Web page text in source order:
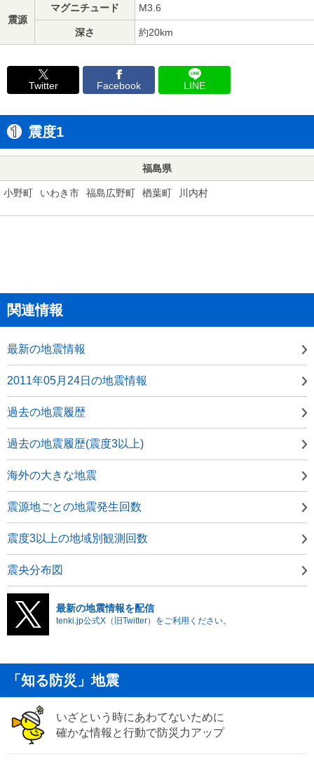
震源
マグニチュード M3.6
深さ 約20km
Twitter Facebook LINE
震度1
福島県
小野町 いわき市 福島広野町 楢葉町 川内村
関連情報
最新の地震情報
2011年05月24日の地震情報
過去の地震履歴
過去の地震履歴(震度3以上)
海外の大きな地震
震源地ごとの地震発生回数
震度3以上の地域別観測回数
震央分布図
最新の地震情報を配信
tenki.jp公式X（旧Twitter）をご利用ください。
「知る防災」地震
いざという時にあわてないために
確かな情報と行動で防災力アップ